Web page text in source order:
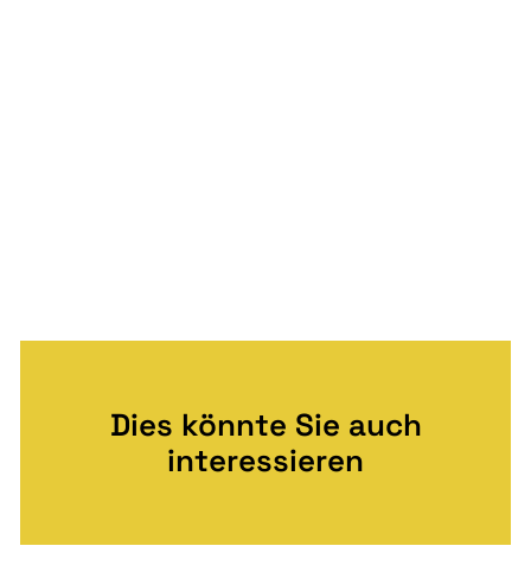
Dies könnte Sie auch
interessieren